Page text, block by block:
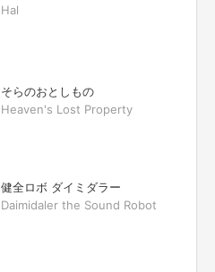
Hal
そらのおとしもの
Heaven's Lost Property
健全ロボ ダイミダラー
Daimidaler the Sound Robot